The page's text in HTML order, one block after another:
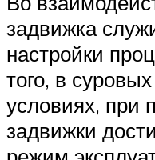
задвижка
настройки
того, в
условиях, при
задвижки